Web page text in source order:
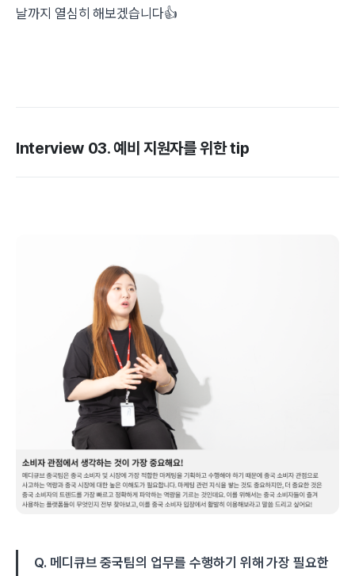
날까지 열심히 해보겠습니다👍
Interview 03. 예비 지원자를 위한 tip
Q. 메디큐브 중국팀의 업무를 수행하기 위해 가장 필요한